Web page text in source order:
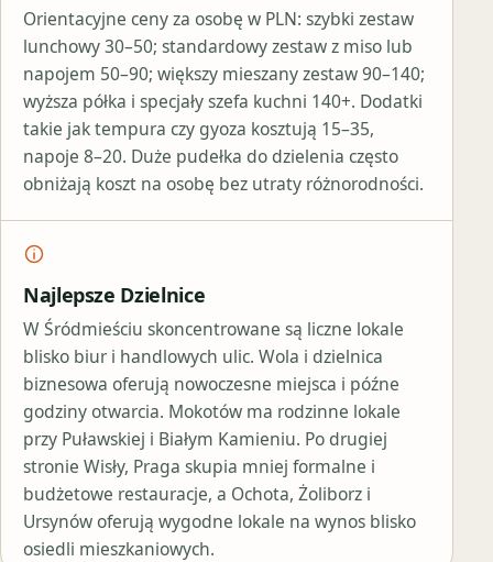
Orientacyjne ceny za osobę w PLN: szybki zestaw
lunchowy 30–50; standardowy zestaw z miso lub
napojem 50–90; większy mieszany zestaw 90–140;
wyższa półka i specjały szefa kuchni 140+. Dodatki
takie jak tempura czy gyoza kosztują 15–35,
napoje 8–20. Duże pudełka do dzielenia często
obniżają koszt na osobę bez utraty różnorodności.
Najlepsze Dzielnice
W Śródmieściu skoncentrowane są liczne lokale
blisko biur i handlowych ulic. Wola i dzielnica
biznesowa oferują nowoczesne miejsca i późne
godziny otwarcia. Mokotów ma rodzinne lokale
przy Puławskiej i Białym Kamieniu. Po drugiej
stronie Wisły, Praga skupia mniej formalne i
budżetowe restauracje, a Ochota, Żoliborz i
Ursynów oferują wygodne lokale na wynos blisko
osiedli mieszkaniowych.